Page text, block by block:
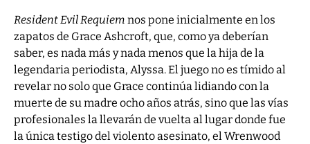
Resident Evil Requiem nos pone inicialmente en los
zapatos de Grace Ashcroft, que, como ya deberían
saber, es nada más y nada menos que la hija de la
legendaria periodista, Alyssa. El juego no es tímido al
revelar no solo que Grace continúa lidiando con la
muerte de su madre ocho años atrás, sino que las vías
profesionales la llevarán de vuelta al lugar donde fue
la única testigo del violento asesinato, el Wrenwood